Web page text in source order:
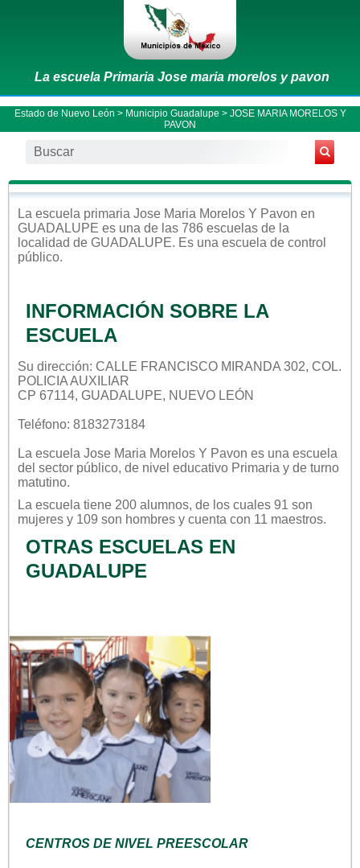
La escuela Primaria Jose maria morelos y pavon
Estado de Nuevo León > Municipio Guadalupe > JOSE MARIA MORELOS Y
PAVON
La escuela primaria Jose Maria Morelos Y Pavon en
GUADALUPE es una de las 786 escuelas de la
localidad de GUADALUPE. Es una escuela de control
público.
INFORMACIÓN SOBRE LA
ESCUELA
Su dirección: CALLE FRANCISCO MIRANDA 302, COL.
POLICIA AUXILIAR
CP 67114, GUADALUPE, NUEVO LEÓN
Teléfono: 8183273184
La escuela Jose Maria Morelos Y Pavon es una escuela
del sector público, de nivel educativo Primaria y de turno
matutino.
La escuela tiene 200 alumnos, de los cuales 91 son
mujeres y 109 son hombres y cuenta con 11 maestros.
OTRAS ESCUELAS EN
GUADALUPE
CENTROS DE NIVEL PREESCOLAR